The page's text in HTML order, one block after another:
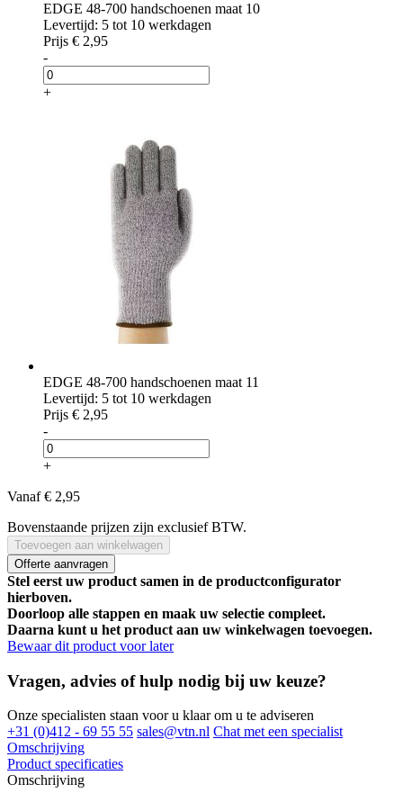
EDGE 48-700 handschoenen maat 10
Levertijd: 5 tot 10 werkdagen
Prijs € 2,95
-
+
EDGE 48-700 handschoenen maat 11
Levertijd: 5 tot 10 werkdagen
Prijs € 2,95
-
+
Vanaf € 2,95
Bovenstaande prijzen zijn exclusief BTW.
Toevoegen aan winkelwagen
Offerte aanvragen
Stel eerst uw product samen in de productconfigurator
hierboven.
Doorloop alle stappen en maak uw selectie compleet.
Daarna kunt u het product aan uw winkelwagen toevoegen.
Bewaar dit product voor later
Vragen, advies of hulp nodig bij uw keuze?
Onze specialisten staan voor u klaar om u te adviseren
+31 (0)412 - 69 55 55 sales@vtn.nl Chat met een specialist
Omschrijving
Product specificaties
Omschrijving